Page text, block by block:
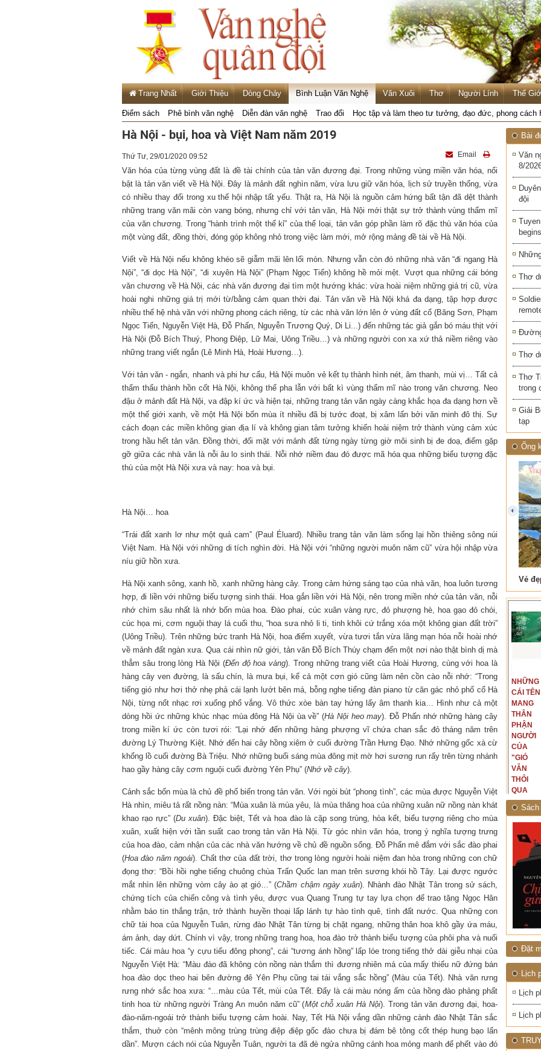
Trang Nhất Giới Thiệu Dòng Chảy Bình Luận Văn Nghệ Văn Xuôi Thơ Người Lính Thế
Điểm sách Phê bình văn nghệ Diễn đàn văn nghệ Trao đổi Học tập và làm theo tư tưởng, đạo đức, phong cách
Hà Nội - bụi, hoa và Việt Nam năm 2019
Thứ Tư, 29/01/2020 09:52 Email
Văn hóa của từng vùng đất là đề tài chính của tản văn đương đại. Trong những vùng miền văn hóa, nổi
bật là tản văn viết về Hà Nội. Đây là mảnh đất nghìn năm, vừa lưu giữ văn hóa, lịch sử truyền thống, vừa
có nhiều thay đổi trong xu thế hội nhập tất yếu. Thật ra, Hà Nội là nguồn cảm hứng bất tận đã dệt thành
những trang văn mãi còn vang bóng, nhưng chỉ với tản văn, Hà Nội mới thật sự trở thành vùng thẩm mĩ
của văn chương. Trong “hành trình một thế kỉ” của thể loại, tản văn góp phần làm rõ đặc thù văn hóa của
một vùng đất, đồng thời, đóng góp không nhỏ trong việc làm mới, mở rộng mảng đề tài về Hà Nội.
Viết về Hà Nội nếu không khéo sẽ giẫm mãi lên lối mòn. Nhưng vẫn còn đó những nhà văn “đi ngang Hà
Nội”, “đi dọc Hà Nội”, “đi xuyên Hà Nội” (Phạm Ngọc Tiến) không hề mỏi mệt. Vượt qua những cái bóng
văn chương về Hà Nội, các nhà văn đương đại tìm một hướng khác: vừa hoài niệm những giá trị cũ, vừa
hoài nghi những giá trị mới từ/bằng cảm quan thời đại. Tản văn về Hà Nội khá đa dạng, tập hợp được
nhiều thế hệ nhà văn với những phong cách riêng, từ các nhà văn lớn lên ở vùng đất cổ (Băng Sơn, Phạm
Ngọc Tiến, Nguyễn Việt Hà, Đỗ Phấn, Nguyễn Trương Quý, Di Li...) đến những tác giả gắn bó máu thịt với
Hà Nội (Đỗ Bích Thuý, Phong Điệp, Lữ Mai, Uông Triều…) và những người con xa xứ thả niềm riêng vào
những trang viết ngắn (Lê Minh Hà, Hoài Hương…).
Với tản văn - ngắn, nhanh và phi hư cấu, Hà Nội muôn vẻ kết tụ thành hình nét, âm thanh, mùi vị… Tất cả
thẩm thấu thành hồn cốt Hà Nội, không thể pha lẫn với bất kì vùng thẩm mĩ nào trong văn chương. Neo
đậu ở mảnh đất Hà Nội, va đập kí ức và hiện tại, những trang tản văn ngày càng khắc họa đa dạng hơn về
một thế giới xanh, về một Hà Nội bốn mùa ít nhiều đã bị tước đoạt, bị xâm lấn bởi văn minh đô thị. Sự
cách đoạn các miền không gian địa lí và không gian tâm tưởng khiến hoài niệm trở thành vùng cảm xúc
trong hầu hết tản văn. Đồng thời, đối mặt với mảnh đất từng ngày từng giờ môi sinh bị đe doạ, điểm gặp
gỡ giữa các nhà văn là nỗi âu lo sinh thái. Nỗi nhớ niềm đau đó được mã hóa qua những biểu tượng đặc
thù của một Hà Nội xưa và nay: hoa và bụi.
Hà Nội… hoa
“Trái đất xanh lơ như một quả cam” (Paul Éluard). Nhiều trang tản văn làm sống lại hồn thiêng sông núi
Việt Nam. Hà Nội với những di tích nghìn đời. Hà Nội với “những người muôn năm cũ” vừa hội nhập vừa
níu giữ hồn xưa.
Hà Nội xanh sông, xanh hồ, xanh những hàng cây. Trong cảm hứng sáng tạo của nhà văn, hoa luôn tương
hợp, đi liền với những biểu tượng sinh thái. Hoa gắn liền với Hà Nội, nên trong miền nhớ của tản văn, nỗi
nhớ chìm sâu nhất là nhớ bốn mùa hoa. Đào phai, cúc xuân vàng rực, đỏ phượng hè, hoa gạo đỏ chói,
cúc họa mi, cơm nguội thay lá cuối thu, “hoa sưa nhỏ li ti, tinh khôi cứ trắng xóa một không gian đất trời”
(Uông Triều). Trên những bức tranh Hà Nội, hoa điểm xuyết, vừa tươi tắn vừa lãng mạn hóa nỗi hoài nhớ
về mảnh đất ngàn xưa. Qua cái nhìn nữ giới, tản văn Đỗ Bích Thúy chạm đến một nơi nào thật bình dị mà
thẳm sâu trong lòng Hà Nội (Đến độ hoa vàng). Trong những trang viết của Hoài Hương, cùng với hoa là
hàng cây ven đường, là sấu chín, là mưa bụi, kể cả một cơn gió cũng làm nên cồn cào nỗi nhớ: “Trong
tiếng gió như hơi thở nhẹ phả cái lạnh lướt bên má, bỗng nghe tiếng đàn piano từ căn gác nhỏ phố cổ Hà
Nội, từng nốt nhạc rơi xuống phố vắng. Vô thức xòe bàn tay hứng lấy âm thanh kia… Hình như cả một
dòng hồi ức những khúc nhạc mùa đông Hà Nội ùa về” (Hà Nội heo may). Đỗ Phấn nhớ những hàng cây
trong miền kí ức còn tươi rói: “Lại nhớ đến những hàng phượng vĩ chứa chan sắc đỏ tháng năm trên
đường Lý Thường Kiệt. Nhớ đến hai cây hồng xiêm ở cuối đường Trần Hưng Đạo. Nhớ những gốc xà cừ
khổng lồ cuối đường Bà Triệu. Nhớ những buổi sáng mùa đông mịt mờ hơi sương run rẩy trên từng nhánh
hao gầy hàng cây cơm nguội cuối đường Yên Phụ” (Nhớ về cây).
Cảnh sắc bốn mùa là chủ đề phổ biến trong tản văn. Với ngòi bút “phong tình”, các mùa được Nguyễn Việt
Hà nhìn, miêu tả rất nồng nàn: “Mùa xuân là mùa yêu, là mùa thăng hoa của những xuân nữ nồng nàn khát
khao rạo rực” (Du xuân). Đặc biệt, Tết và hoa đào là cặp song trùng, hòa kết, biểu tượng riêng cho mùa
xuân, xuất hiện với tần suất cao trong tản văn Hà Nội. Từ góc nhìn văn hóa, trong ý nghĩa tượng trưng
của hoa đào, cảm nhận của các nhà văn hướng về chủ đề nguồn sống. Đỗ Phấn mê đắm với sắc đào phai
(Hoa đào năm ngoái). Chất thơ của đất trời, thơ trong lòng người hoài niệm đan hòa trong những con chữ
đọng thơ: “Bồi hồi nghe tiếng chuông chùa Trấn Quốc lan man trên sương khói hồ Tây. Lại được ngước
mắt nhìn lên những vòm cây ào ạt gió…” (Chầm chậm ngày xuân). Nhành đào Nhật Tân trong sử sách,
chứng tích của chiến công và tình yêu, được vua Quang Trung tự tay lựa chọn để trao tặng Ngọc Hân
nhằm báo tin thắng trận, trở thành huyền thoại lấp lánh tự hào tình quê, tình đất nước. Qua những con
chữ tài hoa của Nguyễn Tuân, rừng đào Nhật Tân từng bị chặt ngang, những thân hoa khô gầy ứa máu,
ám ảnh, day dứt. Chính vì vậy, trong những trang hoa, hoa đào trở thành biểu tượng của phôi pha và nuối
tiếc. Cái màu hoa “y cựu tiếu đông phong”, cái “tương ánh hồng” lấp lóe trong tiếng thở dài giễu nhại của
Nguyễn Việt Hà: “Màu đào đã không còn nồng nàn thắm thì đương nhiên má của mấy thiếu nữ đứng bán
hoa đào dọc theo hai bên đường đê Yên Phụ cũng tai tái vắng sắc hồng” (Màu của Tết). Nhà văn rưng
rưng nhớ sắc hoa xưa: “…màu của Tết, mùi của Tết. Đấy là cái màu nóng ấm của hồng đào phảng phất
tinh hoa từ những người Tràng An muôn năm cũ” (Một chỗ xuân Hà Nội). Trong tản văn đương đại, hoa-
đào-năm-ngoái trở thành biểu tượng cảm hoài. Nay, Tết Hà Nội vắng dần những cành đào Nhật Tân sắc
thắm, thuở còn “mênh mông trùng trùng điệp điệp gốc đào chưa bị đám bê tông cốt thép hung bạo lấn
dần”. Mượn cách nói của Nguyễn Tuân, người ta đã đè ngửa những cánh hoa mỏng manh để phết vào đó
Bài
Văn
8/
đội
Thơ
Thơ
Thơ
trong
Giải
tạp
Ống
Mùa xanh Tam Cốc Lẫm liệt Hải Vân quan
prev
NHỮNG
NGƯỜI
TÔI GẶP,
NHỮNG
CHUYỆN
Tôi từng hình dung viết văn là
công việc của sự hư cấu, một
hành trình phác dựng thế giới từ
trí tưởng tượng, nơi nhà văn tự
do tạo hình mọi thứ theo ý mình...
(TRẦN THỊ TÚ NGỌC)
NGUYÊN
MẪU
CỦA TÔI
LÀ
NHỮNG
NGƯỜI
ĐÃ PHẤT
CAO CỜ
HỒNG
TÁM
NĂM
Là người đi dọc biên giới phía
Bắc, tôi có thế mạnh khi hình
dung, mở ra không gian của giai
đoạn lịch sử đó... (PHẠM VÂN
ANH)
NHỮNG
CÁI TÊN
MANG
THÂN
PHẬN
NGƯỜI
CỦA
"GIÓ
VẪN
THỔI
QUA
RỪNG
NHIỆT
ĐỚI"
Đặt
Lịch
Lịch
Lịch